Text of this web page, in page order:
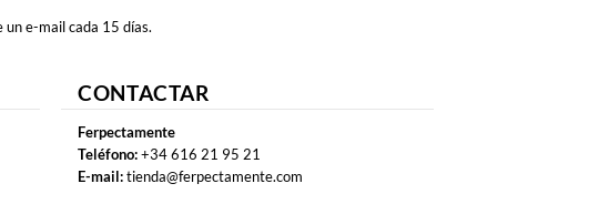
e-mail cada 15 días.
CONTACTAR
Ferpectamente
Teléfono:+34 616 21 95 21
E-mail:tienda@ferpectamente.com